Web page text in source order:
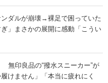
ダルが崩壊→裸足で困っていた
まさかの展開に感動「こうい
無印良品の“撥水スニーカー”が
けません」「本当に疲れにく